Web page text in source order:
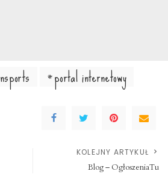
nsports portal internetowy
KOLEJNY ARTYKUŁ
Blog – OgłoszeniaTu